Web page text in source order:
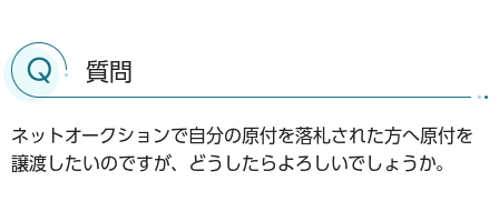
質問
ネットオークションで自分の原付を落札された方へ原付を
譲渡したいのですが、どうしたらよろしいでしょうか。